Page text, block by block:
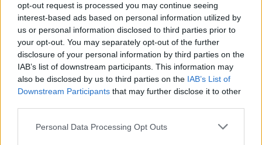
opt-out request is processed you may continue seeing
interest-based ads based on personal information utilized by
us or personal information disclosed to third parties prior to
your opt-out. You may separately opt-out of the further
disclosure of your personal information by third parties on the
IAB’s list of downstream participants. This information may
also be disclosed by us to third parties on the IAB’s List of
Downstream Participants that may further disclose it to other
Please note that this website/app uses one or more Google
Personal Data Processing Opt Outs